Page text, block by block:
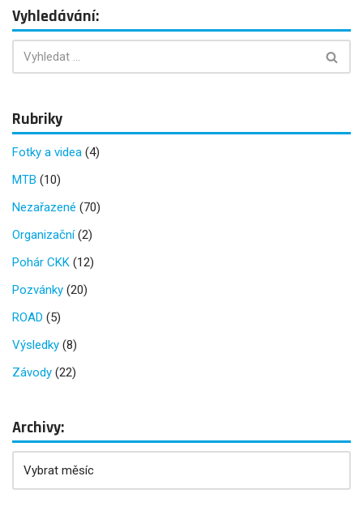
Vyhledávání:
Rubriky
Fotky a videa (4)
MTB (10)
Nezařazené (70)
Organizační(2)
Pohár CKK (12)
Pozvánky (20)
ROAD (5)
Výsledky (8)
Závody (22)
Archivy: